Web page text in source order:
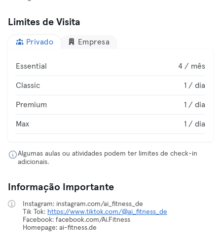
Limites de Visita
Privado Empresa
Essential 4 / mês
Classic 1 / dia
Premium 1 / dia
Max 1 / dia
Algumas aulas ou atividades podem ter limites de check-in
adicionais.
Informação Importante
Instagram: instagram.com/ai_fitness_de
Tik Tok: https://www.tiktok.com/@ai_fitness_de
Facebook: facebook.com/Ai.Fitness
Homepage: ai-fitness.de